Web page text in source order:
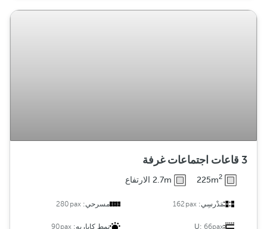
3 قاعات اجتماعات غرفة
225m2 2.7m الارتفاع
مَدْرسِي:162pax مسرحي:280pax
U: 66pax نمط كاباريه: 90pax